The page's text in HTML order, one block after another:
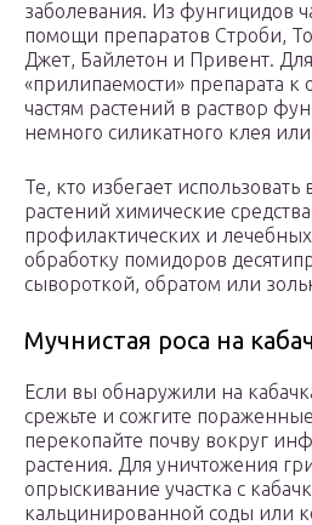
заболевания. Из фунгицидов
помощи препаратов Строби,
Джет, Байлетон и Привент.
«прилипаемости» препарата
частям растений в раствор
немного силикатного клея
Те, кто избегает
растений химические
профилактических и
обработку помидоров
сывороткой, обратом или
Мучнистая роса на
Если вы обнаружили на
срежьте и сожгите
перекопайте почву вокруг
растения. Для уничтожения
опрыскивание участка с
кальцинированной соды или